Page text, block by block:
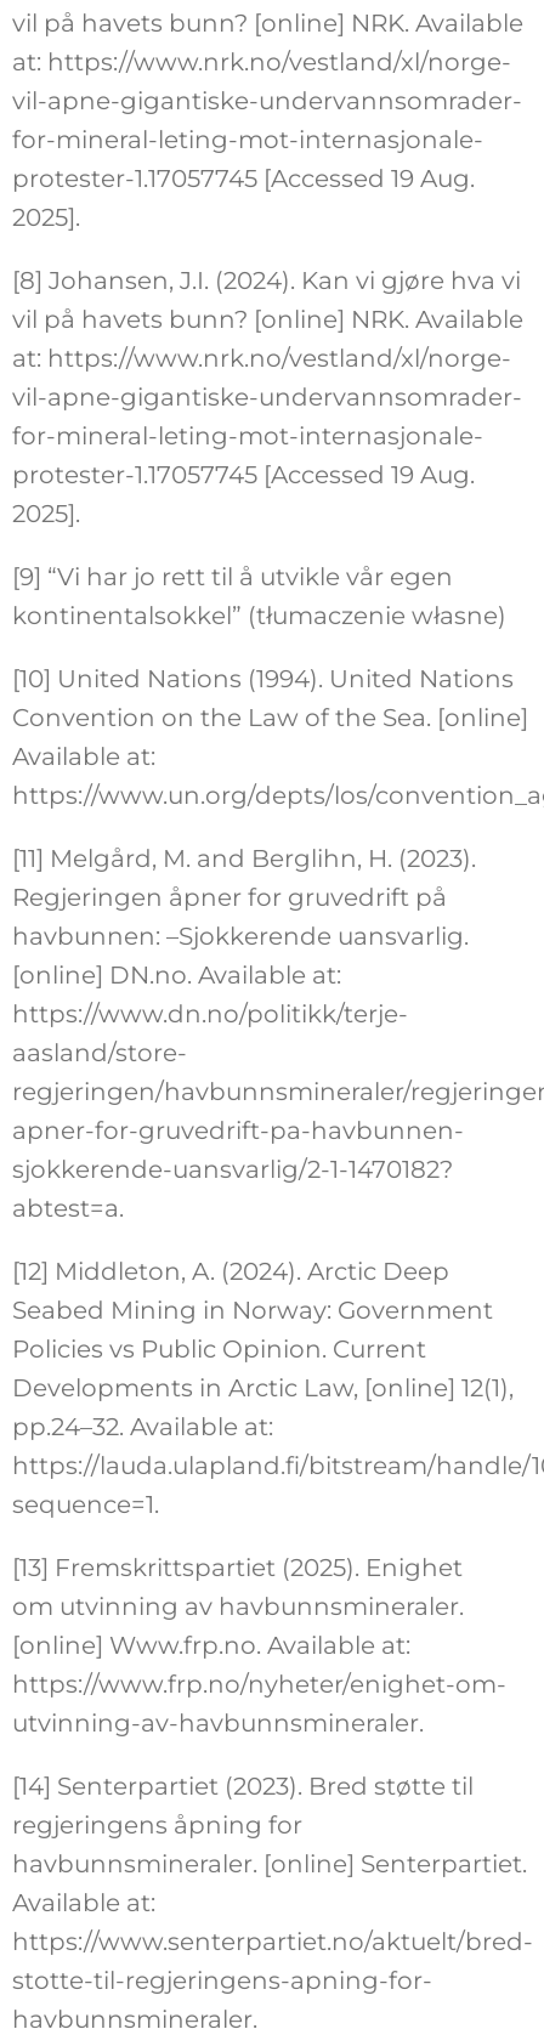
vil på havets bunn? [online] NRK. Available
at: https://www.nrk.no/vestland/xl/norge-
vil-apne-gigantiske-undervannsomrader-
for-mineral-leting-mot-internasjonale-
protester-1.17057745 [Accessed 19 Aug.
2025].
[8] Johansen, J.I. (2024). Kan vi gjøre hva vi
vil på havets bunn? [online] NRK. Available
at: https://www.nrk.no/vestland/xl/norge-
vil-apne-gigantiske-undervannsomrader-
for-mineral-leting-mot-internasjonale-
protester-1.17057745 [Accessed 19 Aug.
2025].
[9] “Vi har jo rett til å utvikle vår egen
kontinentalsokkel” (tłumaczenie własne)
[10] United Nations (1994). United Nations
Convention on the Law of the Sea. [online]
Available at:
https://www.un.org/depts/los/
[11] Melgård, M. and Berglihn, H. (2023).
Regjeringen åpner for gruvedrift på
havbunnen: –Sjokkerende uansvarlig.
[online] DN.no. Available at:
https://www.dn.no/politikk/terje-
aasland/store-
regjeringen/havbunnsmineraler/
apner-for-gruvedrift-pa-havbunnen-
sjokkerende-uansvarlig/2-1-1470182?
abtest=a.
[12] Middleton, A. (2024). Arctic Deep
Seabed Mining in Norway: Government
Policies vs Public Opinion. Current
Developments in Arctic Law, [online] 12(1),
pp.24–32. Available at:
https://lauda.ulapland.fi/bitstream/handle/
sequence=1.
[13] Fremskrittspartiet (2025). Enighet
om utvinning av havbunnsmineraler.
[online] Www.frp.no. Available at:
https://www.frp.no/nyheter/enighet-om-
utvinning-av-havbunnsmineraler.
[14] Senterpartiet (2023). Bred støtte til
regjeringens åpning for
havbunnsmineraler. [online] Senterpartiet.
Available at:
https://www.senterpartiet.no/aktuelt/bred-
stotte-til-regjeringens-apning-for-
havbunnsmineraler.